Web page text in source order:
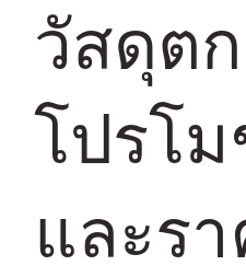
วัสดุต
โปรโ
และร